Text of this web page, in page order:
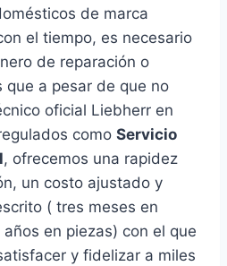
de marca
el tiempo, es necesario
de reparación o
que a pesar de que no
oficial Liebherr en
como Servicio
, ofrecemos una rapidez
un costo ajustado y
( tres meses en
en piezas) con el que
y fidelizar a miles